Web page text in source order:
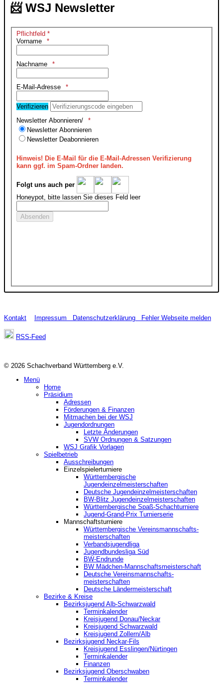
📨 WSJ Newsletter
Pflichtfeld *
Vorname
Nachname
E-Mail-Adresse
Verifizieren
Newsletter Abonnieren/
Newsletter Abonnieren
Newsletter Deabonnieren
Hinweis! Die E-Mail für die E-Mail-Adressen Verifizierung
kann ggf. im Spam-Ordner landen.
Folgt uns auch per
Honeypot, bitte lassen Sie dieses Feld leer
Kontakt Impressum Datenschutzerklärung Fehler Webseite melden
RSS-Feed
© 2026 Schachverband Württemberg e.V.
Menü
Home
Präsidium
Adressen
Förderungen & Finanzen
Mitmachen bei der WSJ
Jugendordnungen
Letzte Änderungen
SVW Ordnungen & Satzungen
WSJ Grafik Vorlagen
Spielbetrieb
Ausschreibungen
Einzelspielerturniere
Württembergische
Jugendeinzelmeisterschaften
Deutsche Jugendeinzelmeisterschaften
BW-Blitz Jugendeinzelmeisterschaften
Württembergische Spaß-Schachturniere
Jugend-Grand-Prix Turnierserie
Mannschaftsturniere
Württembergische Vereinsmannschafts-
meisterschaften
Verbandsjugendliga
Jugendbundesliga Süd
BW-Endrunde
BW Mädchen-Mannschaftsmeisterschaft
Deutsche Vereinsmannschafts-
meisterschaften
Deutsche Ländermeisterschaft
Bezirke & Kreise
Bezirksjugend Alb-Schwarzwald
Terminkalender
Kreisjugend Donau/Neckar
Kreisjugend Schwarzwald
Kreisjugend Zollern/Alb
Bezirksjugend Neckar-Fils
Kreisjugend ‎Esslingen/Nürtingen
Terminkalender
Finanzen
Bezirksjugend Oberschwaben
Terminkalender